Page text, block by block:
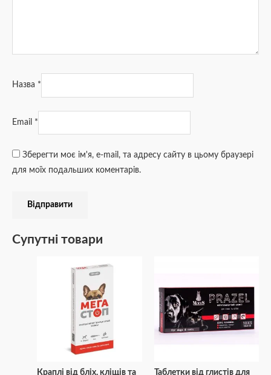
Назва *
Email *
Зберегти моє ім'я, e-mail, та адресу сайту в цьому браузері
для моїх подальших коментарів.
Супутні товари
Краплі від бліх, кліщів та
Таблетки від глистів для